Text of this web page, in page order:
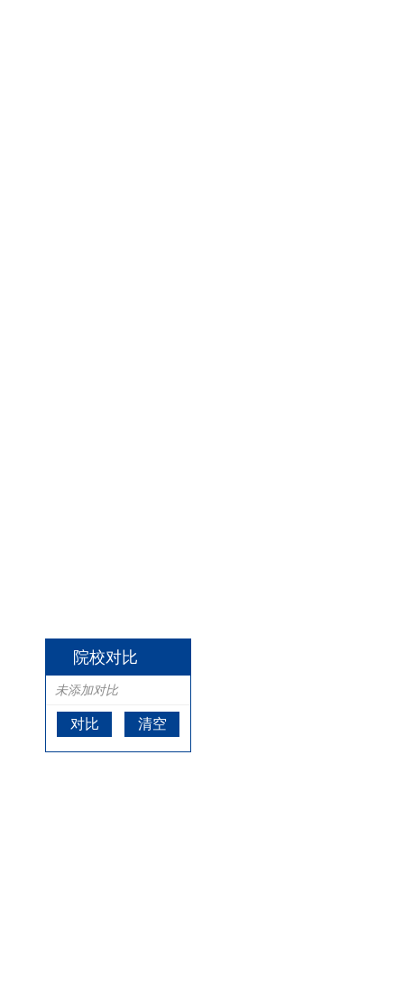
院校对比
未添加对比
对比 清空